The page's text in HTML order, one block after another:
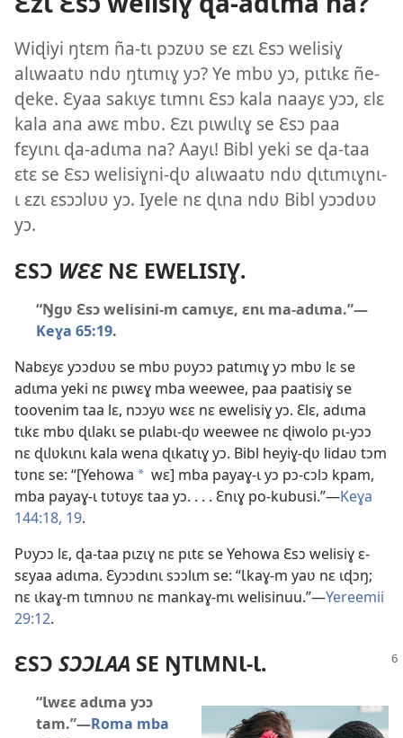
Wiɖiyi ŋtɛm ña-tɩ pɔzʋʋ se ɛzɩ Ɛsɔ welisiɣ
alɩwaatʋ ndʋ ŋtɩmɩɣ yɔ? Ye mbʋ yɔ, pɩtɩkɛ ñe-
ɖeke. Ɛyaa sakɩyɛ tɩmnɩ Ɛsɔ kala naayɛ yɔɔ, ɛlɛ
kala ana awɛ mbʋ. Ɛzɩ pɩwɩlɩɣ se Ɛsɔ paa
fɛyɩnɩ ɖa-adɩma na? Aayɩ! Bibl yeki se ɖa-taa
ɛtɛ se Ɛsɔ welisiɣni-ɖʋ alɩwaatʋ ndʋ ɖɩtɩmɩɣnɩ-
ɩ ɛzɩ ɛsɔɔlʋʋ yɔ. Iyele nɛ ɖɩna ndʋ Bibl yɔɔdʋʋ
yɔ.
ƐSƆ WƐƐNƐ EWELISIƔ.
“Ŋgʋ Ɛsɔ welisini-m camɩyɛ, ɛnɩ ma-adɩma.”—
Keɣa 65:19.
Nabɛyɛ yɔɔdʋʋ se mbʋ pʋyɔɔ patɩmɩɣ yɔ mbʋ lɛ se
adɩma yeki nɛ pɩwɛɣ mba weewee, paa paatisiɣ se
toovenim taa lɛ, nɔɔyʋ wɛɛ nɛ ewelisiɣ yɔ. Ɛlɛ, adɩma
tɩkɛ mbʋ ɖɩlakɩ se pɩlabɩ-ɖʋ weewee nɛ ɖiwolo pɩ-yɔɔ
nɛ ɖɩlʋkɩnɩ kala wena ɖɩkatɩɣ yɔ. Bibl heyiɣ-ɖʋ lidaʋ tɔm
tʋnɛ se: “[Yehowa a wɛ] mba payaɣ-ɩ yɔ pɔ-cɔlɔ kpam,
mba payaɣ-ɩ tʋtʋyɛ taa yɔ. . . . Ɛnɩɣ po-kubusi.”—Keɣa
144:18, 19.
Pʋyɔɔ lɛ, ɖa-taa pɩzɩɣ nɛ pɩtɛ se Yehowa Ɛsɔ welisiɣ ɛ-
sɛyaa adɩma. Ɛyɔɔdɩnɩ sɔɔlɩm se: “Ɩkaɣ-m yaʋ nɛ ɩɖɔŋ;
nɛ ɩkaɣ-m tɩmnʋʋ nɛ mankaɣ-mɩ welisinuu.”—Yereemii
29:12.
ƐSƆ SƆƆLAA SE ŊTƖMNƖ-Ɩ.
“Ɩwɛɛ adɩma yɔɔ
tam.”—Roma mba